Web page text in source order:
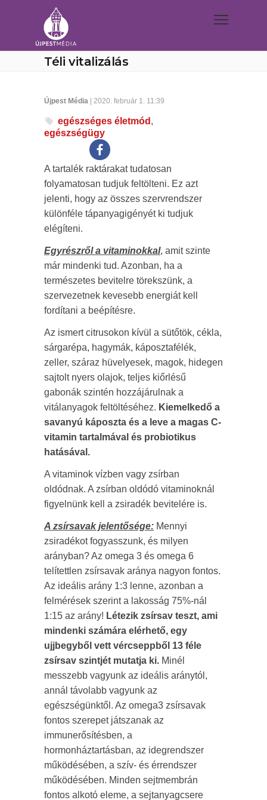
Téli vitalizálás
Újpest Média | 2020. február 1. 11:39
egészséges életmód ,
egészségügy
A tartalék raktárakat tudatosan
folyamatosan tudjuk feltölteni. Ez azt
jelenti, hogy az összes szervrendszer
különféle tápanyagigényét ki tudjuk
elégíteni.
Egyrészről a vitaminokkal, amit szinte
már mindenki tud. Azonban, ha a
természetes bevitelre törekszünk, a
szervezetnek kevesebb energiát kell
fordítani a beépítésre.
Az ismert citrusokon kívül a sütőtök, cékla,
sárgarépa, hagymák, káposztafélék,
zeller, száraz hüvelyesek, magok, hidegen
sajtolt nyers olajok, teljes kiőrlésű
gabonák szintén hozzájárulnak a
vitálanyagok feltöltéséhez. Kiemelkedő a
savanyú káposzta és a leve a magas C-
vitamin tartalmával és probiotikus
hatásával.
A vitaminok vízben vagy zsírban
oldódnak. A zsírban oldódó vitaminoknál
figyelnünk kell a zsiradék bevitelére is.
A zsírsavak jelentősége: Mennyi
zsiradékot fogyasszunk, és milyen
arányban? Az omega 3 és omega 6
telítettlen zsírsavak aránya nagyon fontos.
Az ideális arány 1:3 lenne, azonban a
felmérések szerint a lakosság 75%-nál
1:15 az arány! Létezik zsírsav teszt, ami
mindenki számára elérhető, egy
ujjbegyből vett vércseppből 13 féle
zsírsav szintjét mutatja ki. Minél
messzebb vagyunk az ideális aránytól,
annál távolabb vagyunk az
egészségünktől. Az omega3 zsírsavak
fontos szerepet játszanak az
immunerősítésben, a
hormonháztartásban, az idegrendszer
működésében, a szív- és érrendszer
működésében. Minden sejtmembrán
fontos alkotó eleme, a sejtanyagcsere